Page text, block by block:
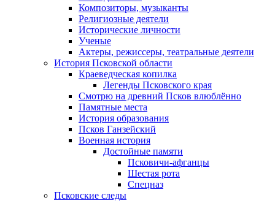
Композиторы, музыканты
Религиозные деятели
Исторические личности
Ученые
Актеры, режиссеры, театральные деятели
История Псковской области
Краеведческая копилка
Легенды Псковского края
Смотрю на древний Псков влюблённо
Памятные места
История образования
Псков Ганзейский
Военная история
Достойные памяти
Псковичи-афганцы
Шестая рота
Спецназ
Псковские следы